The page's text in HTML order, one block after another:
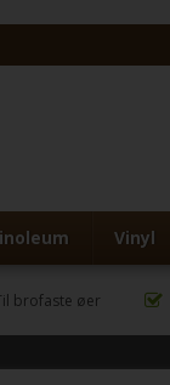
Vinyl
brofaste øer